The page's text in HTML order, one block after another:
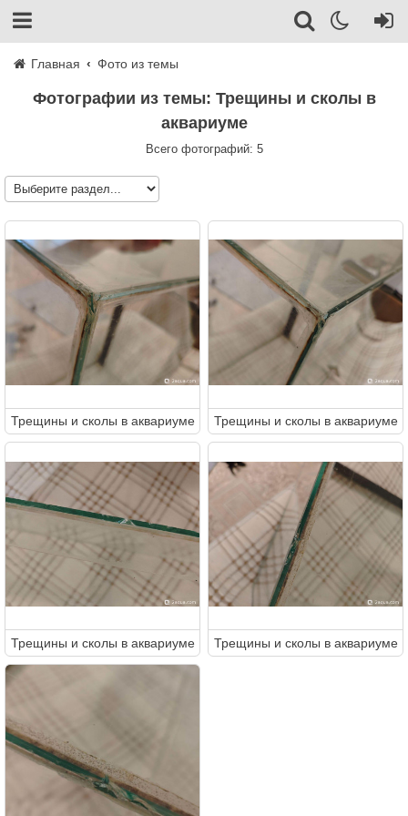
Главная Фото из темы
Фотографии из темы: Трещины и сколы в
аквариуме
Всего фотографий: 5
Трещины и сколы в аквариуме Трещины и сколы в аквариуме
Трещины и сколы в аквариуме Трещины и сколы в аквариуме